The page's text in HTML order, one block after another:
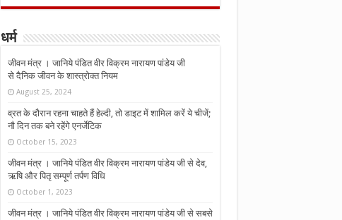
धर्म
जीवन मंत्र । जानिये पंडित वीर विक्रम नारायण पांडेय जी
से दैनिक जीवन के शास्त्रोक्त नियम
August 25, 2024
व्रत के दौरान रहना चाहते हैं हेल्दी, तो डाइट में शामिल करें ये चीजें;
नौ दिन तक बने रहेंगे एनर्जेटिक
October 15, 2023
जीवन मंत्र । जानिये पंडित वीर विक्रम नारायण पांडेय जी से देव,
ऋषि और पितृ सम्पूर्ण तर्पण विधि
October 1, 2023
जीवन मंत्र । जानिये पंडित वीर विक्रम नारायण पांडेय जी से सबसे